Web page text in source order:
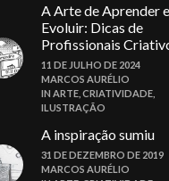
A Arte de Aprender e
Evoluir: Dicas de
Profissionais
11 DE JULHO DE 2024
MARCOS AURÉLIO
IN ARTE CRIATIVIDADE
ILUSTRAÇÃO
A inspiração sumiu
31 DE DEZEMBRO DE 2019
MARCOS AURÉLIO